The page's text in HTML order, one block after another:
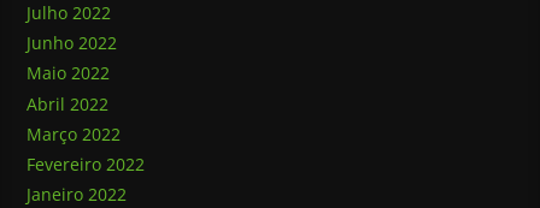
Julho 2022
Junho 2022
Maio 2022
Abril 2022
Março 2022
Fevereiro 2022
Janeiro 2022